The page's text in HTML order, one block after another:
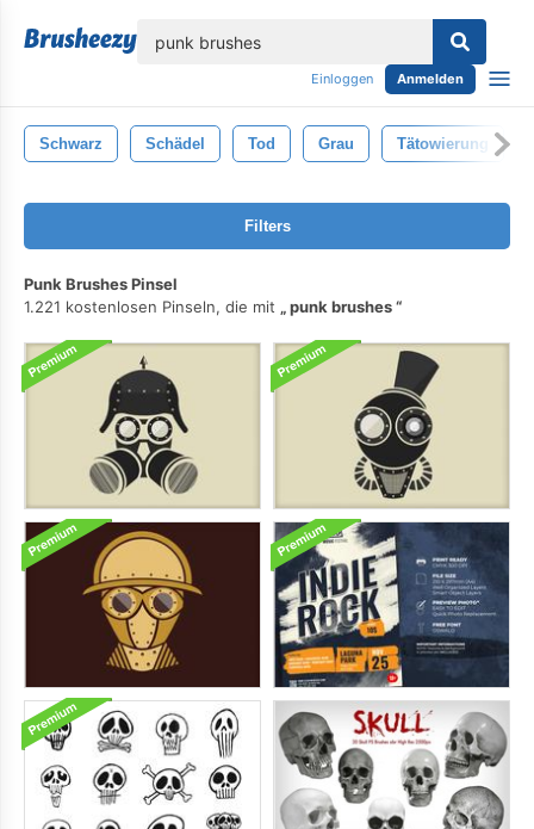
Einloggen Anmelden
Schwarz Schädel Tod Grau Tätowierung
Filters
Punk Brushes Pinsel
1.221 kostenlosen Pinseln, die mit
punk brushes